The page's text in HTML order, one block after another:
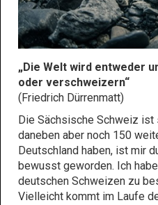
„Die Welt wird entweder
oder verschweizern“
(Friedrich Dürrenmatt)
Die Sächsische Schweiz
daneben aber noch 150
Deutschland haben, ist mir
bewusst geworden. Ich
deutschen Schweizen zu
Vielleicht kommt im Laufe